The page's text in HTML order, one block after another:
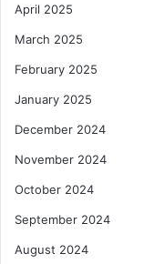
April 2025
March 2025
February 2025
January 2025
December 2024
November 2024
October 2024
September 2024
August 2024